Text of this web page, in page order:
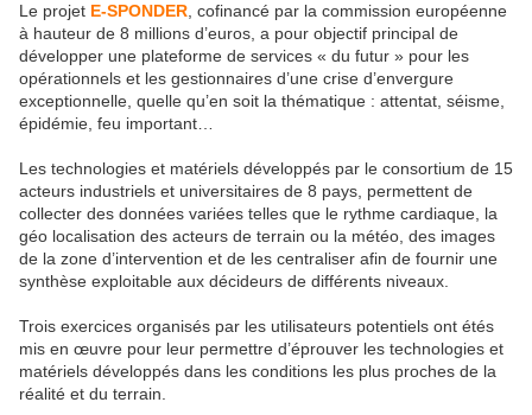
Le projet E-SPONDER , cofinancé par la commission européenne
à hauteur de 8 millions d’euros, a pour objectif principal de
développer une plateforme de services « du futur » pour les
opérationnels et les gestionnaires d’une crise d’envergure
exceptionnelle, quelle qu’en soit la thématique : attentat, séisme,
épidémie, feu important…
Les technologies et matériels développés par le consortium de 15
acteurs industriels et universitaires de 8 pays, permettent de
collecter des données variées telles que le rythme cardiaque, la
géo localisation des acteurs de terrain ou la météo, des images
de la zone d’intervention et de les centraliser afin de fournir une
synthèse exploitable aux décideurs de différents niveaux.
Trois exercices organisés par les utilisateurs potentiels ont étés
mis en œuvre pour leur permettre d’éprouver les technologies et
matériels développés dans les conditions les plus proches de la
réalité et du terrain.